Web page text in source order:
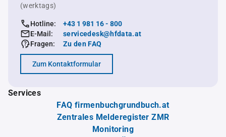
(werktags)
Hotline:
+43 1 981 16 - 800
E-Mail:
servicedesk@hfdata.at
Fragen:
Zu den FAQ
Zum Kontaktformular
Services
FAQ firmenbuchgrundbuch.at
Zentrales Melderegister ZMR
Monitoring